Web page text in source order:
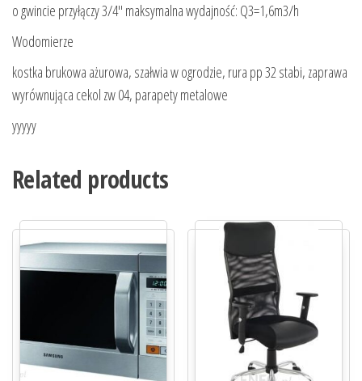
o gwincie przyłączy 3/4″ maksymalna wydajność: Q3=1,6m3/h
Wodomierze
kostka brukowa ażurowa, szałwia w ogrodzie, rura pp 32 stabi, zaprawa
wyrównująca cekol zw 04, parapety metalowe
yyyyy
Related products